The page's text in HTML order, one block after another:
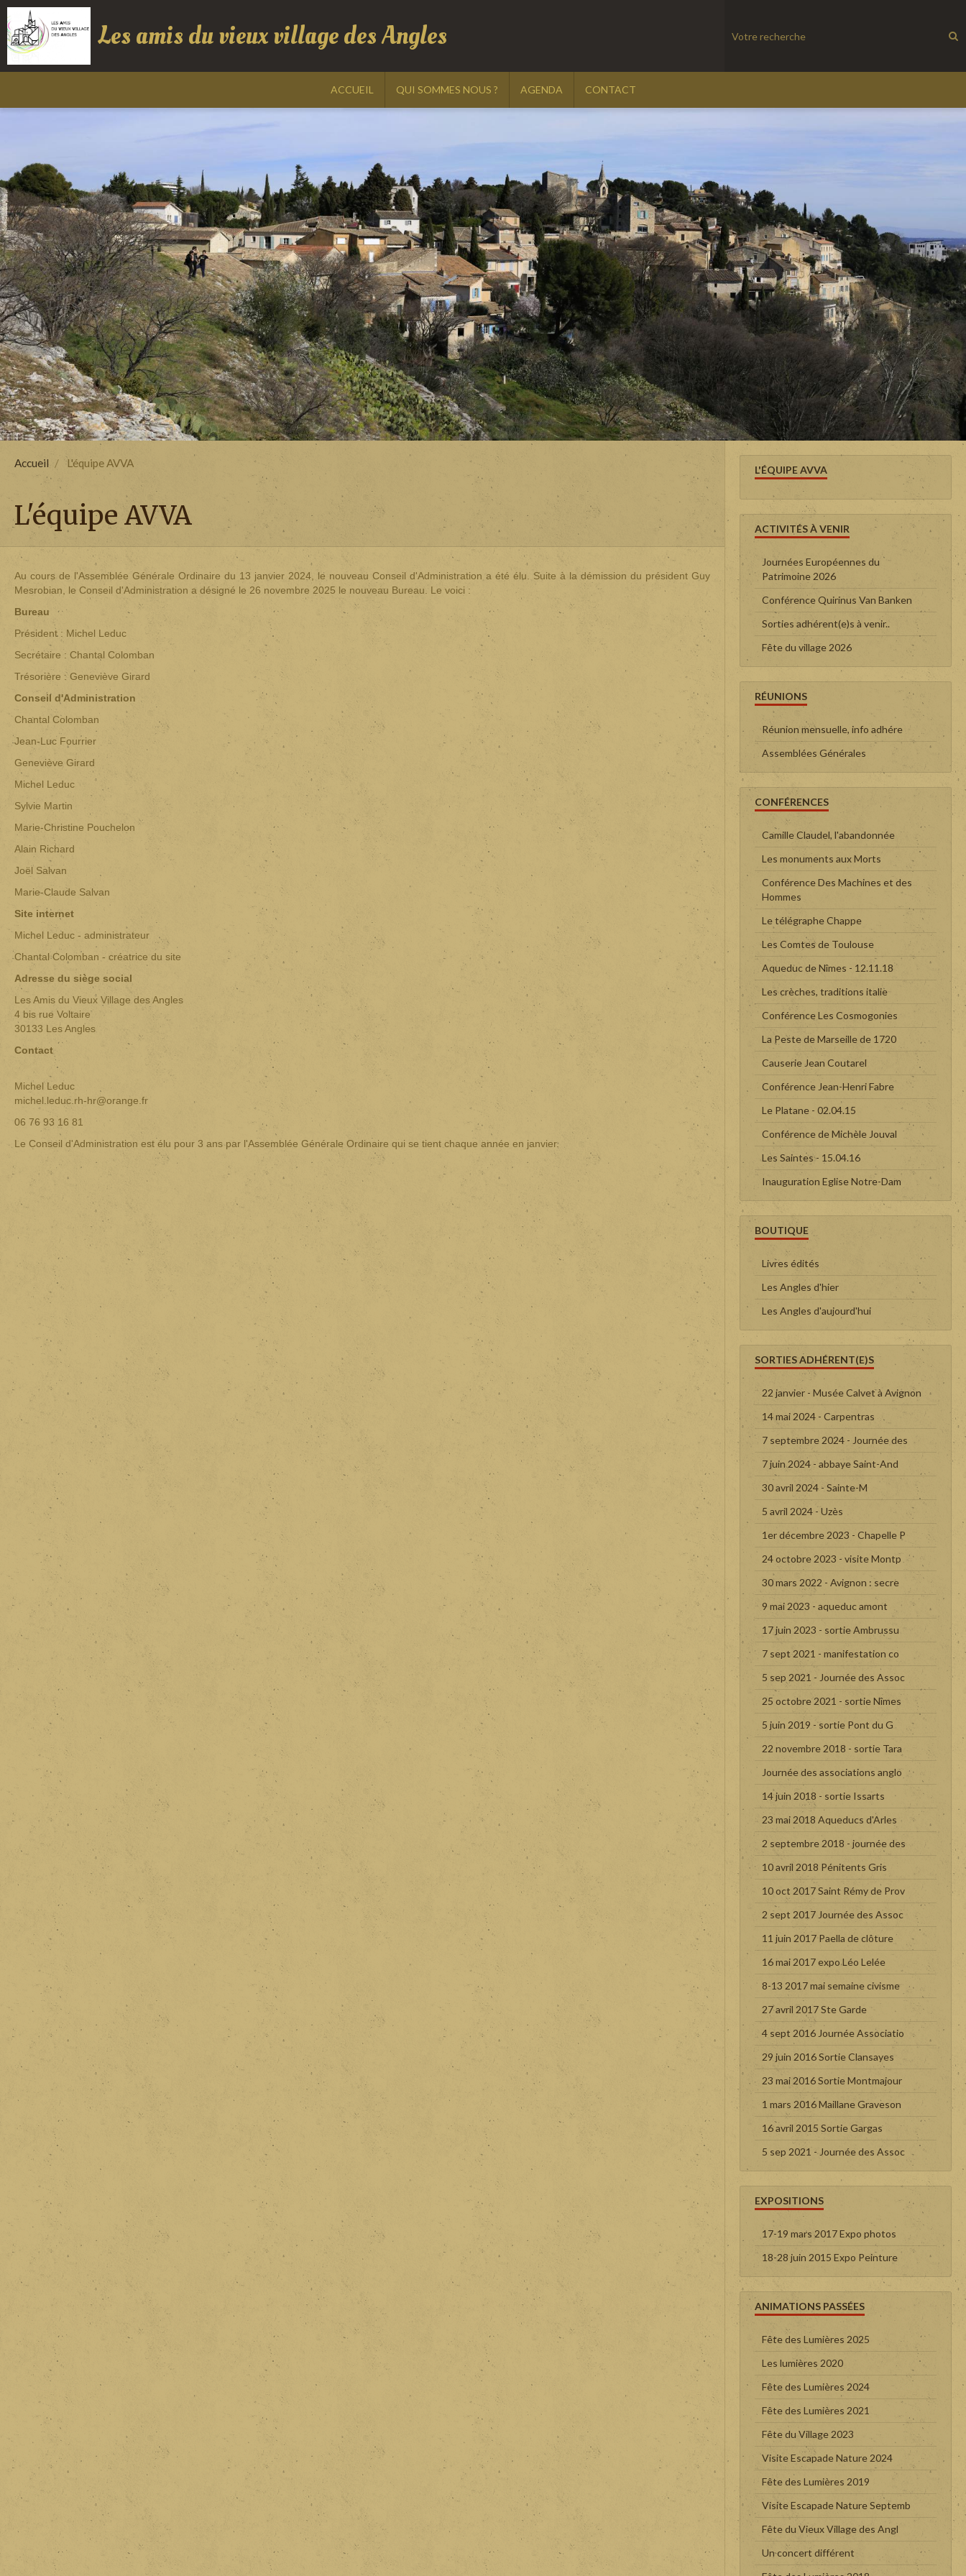
Les amis du vieux village des Angles
ACCUEIL QUI SOMMES NOUS ? AGENDA CONTACT
Accueil L'équipe AVVA
L'équipe AVVA
Au cours de l'Assemblée Générale Ordinaire du 13 janvier 2024, le nouveau Conseil d'Administration a été élu. Suite à la démission du président Guy
Mesrobian, le Conseil d'Administration a désigné le 26 novembre 2025 le nouveau Bureau. Le voici :
Bureau
Président : Michel Leduc
Secrétaire : Chantal Colomban
Trésorière : Geneviève Girard
Conseil d'Administration
Chantal Colomban
Jean-Luc Fourrier
Geneviève Girard
Michel Leduc
Sylvie Martin
Marie-Christine Pouchelon
Alain Richard
Joël Salvan
Marie-Claude Salvan
Site internet
Michel Leduc - administrateur
Chantal Colomban - créatrice du site
Adresse du siège social
Les Amis du Vieux Village des Angles
4 bis rue Voltaire
30133 Les Angles
Contact
Michel Leduc
michel.leduc.rh-hr@orange.fr
06 76 93 16 81
Le Conseil d'Administration est élu pour 3 ans par l'Assemblée Générale Ordinaire qui se tient chaque année en janvier.
L'ÉQUIPE AVVA
ACTIVITÉS À VENIR
Journées Européennes du
Patrimoine 2026
Conférence Quirinus Van Banken
Sorties adhérent(e)s à venir..
Fête du village 2026
RÉUNIONS
Réunion mensuelle, info adhére
Assemblées Générales
CONFÉRENCES
Camille Claudel, l'abandonnée
Les monuments aux Morts
Conférence Des Machines et des
Hommes
Le télégraphe Chappe
Les Comtes de Toulouse
Aqueduc de Nîmes - 12.11.18
Les crèches, traditions italie
Conférence Les Cosmogonies
La Peste de Marseille de 1720
Causerie Jean Coutarel
Conférence Jean-Henri Fabre
Le Platane - 02.04.15
Conférence de Michèle Jouval
Les Saintes - 15.04.16
Inauguration Eglise Notre-Dam
BOUTIQUE
Livres édités
Les Angles d'hier
Les Angles d'aujourd'hui
SORTIES ADHÉRENT(E)S
22 janvier - Musée Calvet à Avignon
14 mai 2024 - Carpentras
7 septembre 2024 - Journée des
7 juin 2024 - abbaye Saint-And
30 avril 2024 - Sainte-M
5 avril 2024 - Uzès
1er décembre 2023 - Chapelle P
24 octobre 2023 - visite Montp
30 mars 2022 - Avignon : secre
9 mai 2023 - aqueduc amont
17 juin 2023 - sortie Ambrussu
7 sept 2021 - manifestation co
5 sep 2021 - Journée des Assoc
25 octobre 2021 - sortie Nîmes
5 juin 2019 - sortie Pont du G
22 novembre 2018 - sortie Tara
Journée des associations anglo
14 juin 2018 - sortie Issarts
23 mai 2018 Aqueducs d'Arles
2 septembre 2018 - journée des
10 avril 2018 Pénitents Gris
10 oct 2017 Saint Rémy de Prov
2 sept 2017 Journée des Assoc
11 juin 2017 Paella de clôture
16 mai 2017 expo Léo Lelée
8-13 2017 mai semaine civisme
27 avril 2017 Ste Garde
4 sept 2016 Journée Associatio
29 juin 2016 Sortie Clansayes
23 mai 2016 Sortie Montmajour
1 mars 2016 Maillane Graveson
16 avril 2015 Sortie Gargas
5 sep 2021 - Journée des Assoc
EXPOSITIONS
17-19 mars 2017 Expo photos
18-28 juin 2015 Expo Peinture
ANIMATIONS PASSÉES
Fête des Lumières 2025
Les lumières 2020
Fête des Lumières 2024
Fête des Lumières 2021
Fête du Village 2023
Visite Escapade Nature 2024
Fête des Lumières 2019
Visite Escapade Nature Septemb
Fête du Vieux Village des Angl
Un concert différent